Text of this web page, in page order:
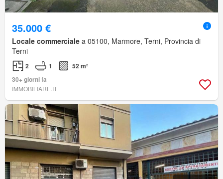
35.000 €
Locale commerciale a 05100, Marmore, Terni, Provincia di
Terni
2 1
52 m²
30+ giorni fa
IMMOBILIARE.IT